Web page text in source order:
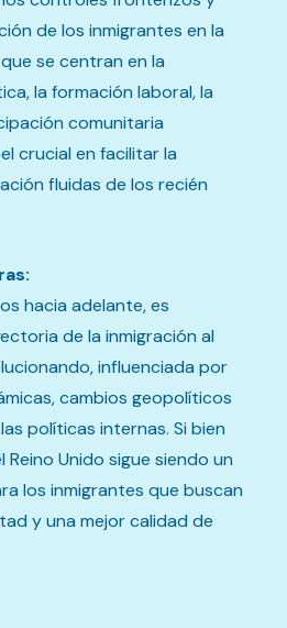
de los inmigrantes en la
se centran en la
la formación laboral, la
comunitaria
crucial en facilitar la
fluidas de los recién
hacia adelante, es
de la inmigración al
influenciada por
cambios geopolíticos
políticas internas. Si bien
Unido sigue siendo un
los inmigrantes que buscan
y una mejor calidad de